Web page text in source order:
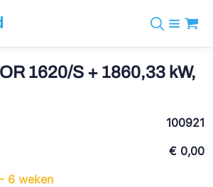
1620/S + 1860,33 kW,
100921
€ 0,00
6 weken